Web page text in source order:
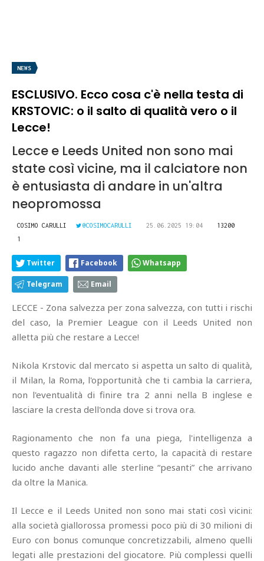
NEWS
ESCLUSIVO. Ecco cosa c'è nella testa di
KRSTOVIC: o il salto di qualità vero o il
Lecce!
Lecce e Leeds United non sono mai
state così vicine, ma il calciatore non
è entusiasta di andare in un'altra
neopromossa
COSIMO CARULLI @COSIMOCARULLI 25.06.2025 19:04
13200
1
Twitter Facebook Whatsapp
Telegram Email
LECCE - Zona salvezza per zona salvezza, con tutti i rischi
del caso, la Premier League con il Leeds United non
alletta più che restare a Lecce!
Nikola Krstovic dal mercato si aspetta un salto di qualità,
il Milan, la Roma, l'opportunità che ti cambia la carriera,
non l'eventualità di finire tra 2 anni nella B inglese e
lasciare la cresta dell'onda dove si trova ora.
Ragionamento che non fa una piega, l'intelligenza a
questo ragazzo non difetta certo, la capacità di restare
lucido anche davanti alle sterline “pesanti” che arrivano
da oltre la Manica.
Il Lecce e il Leeds United non sono mai stati così vicini:
alla società giallorossa promessi poco più di 30 milioni di
Euro con bonus comunque concretizzabili, almeno quelli
legati alle prestazioni del giocatore. Più complessi quelli